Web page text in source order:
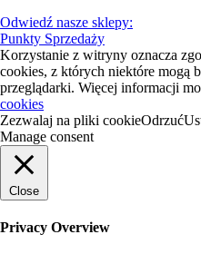
Odwiedź nasze sklepy:
Punkty Sprzedaży
Korzystanie z witryny oznacza
cookies, z których niektóre mogą
przeglądarki. Więcej informacji
cookies
Zezwalaj na pliki cookieOdrzuć
Manage consent
Close
Privacy Overview